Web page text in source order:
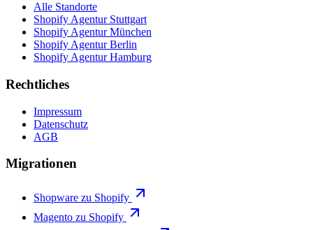
Alle Standorte
Shopify Agentur Stuttgart
Shopify Agentur München
Shopify Agentur Berlin
Shopify Agentur Hamburg
Rechtliches
Impressum
Datenschutz
AGB
Migrationen
Shopware zu Shopify
Magento zu Shopify